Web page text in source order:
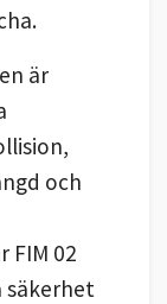
är
och
FIM 02
säkerhet